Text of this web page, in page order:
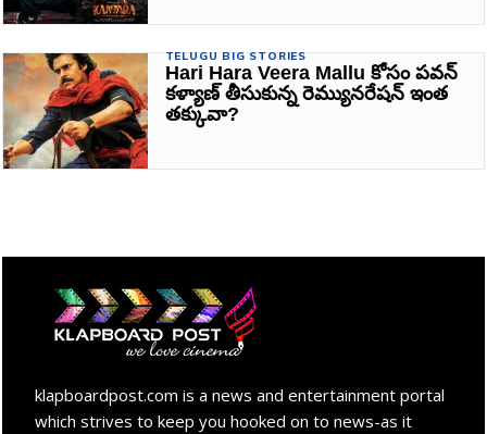
TELUGU BIG STORIES
Hari Hara Veera Mallu కోసం పవన్
కళ్యాణ్ తీసుకున్న రెమ్యునరేషన్ ఇంత
తక్కువా?
klapboardpost.com is a news and entertainment portal
which strives to keep you hooked on to news-as it